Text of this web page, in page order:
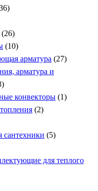
(26)
(10)
арматура (27)
арматура и
конвекторы (1)
(2)
сантехники (5)
для теплого